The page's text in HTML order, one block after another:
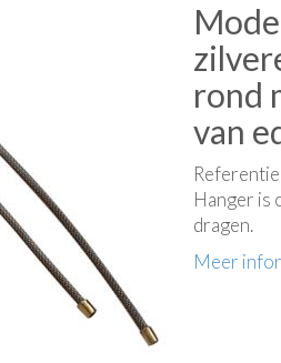
rond
van
Hanger is
dragen.
Meer